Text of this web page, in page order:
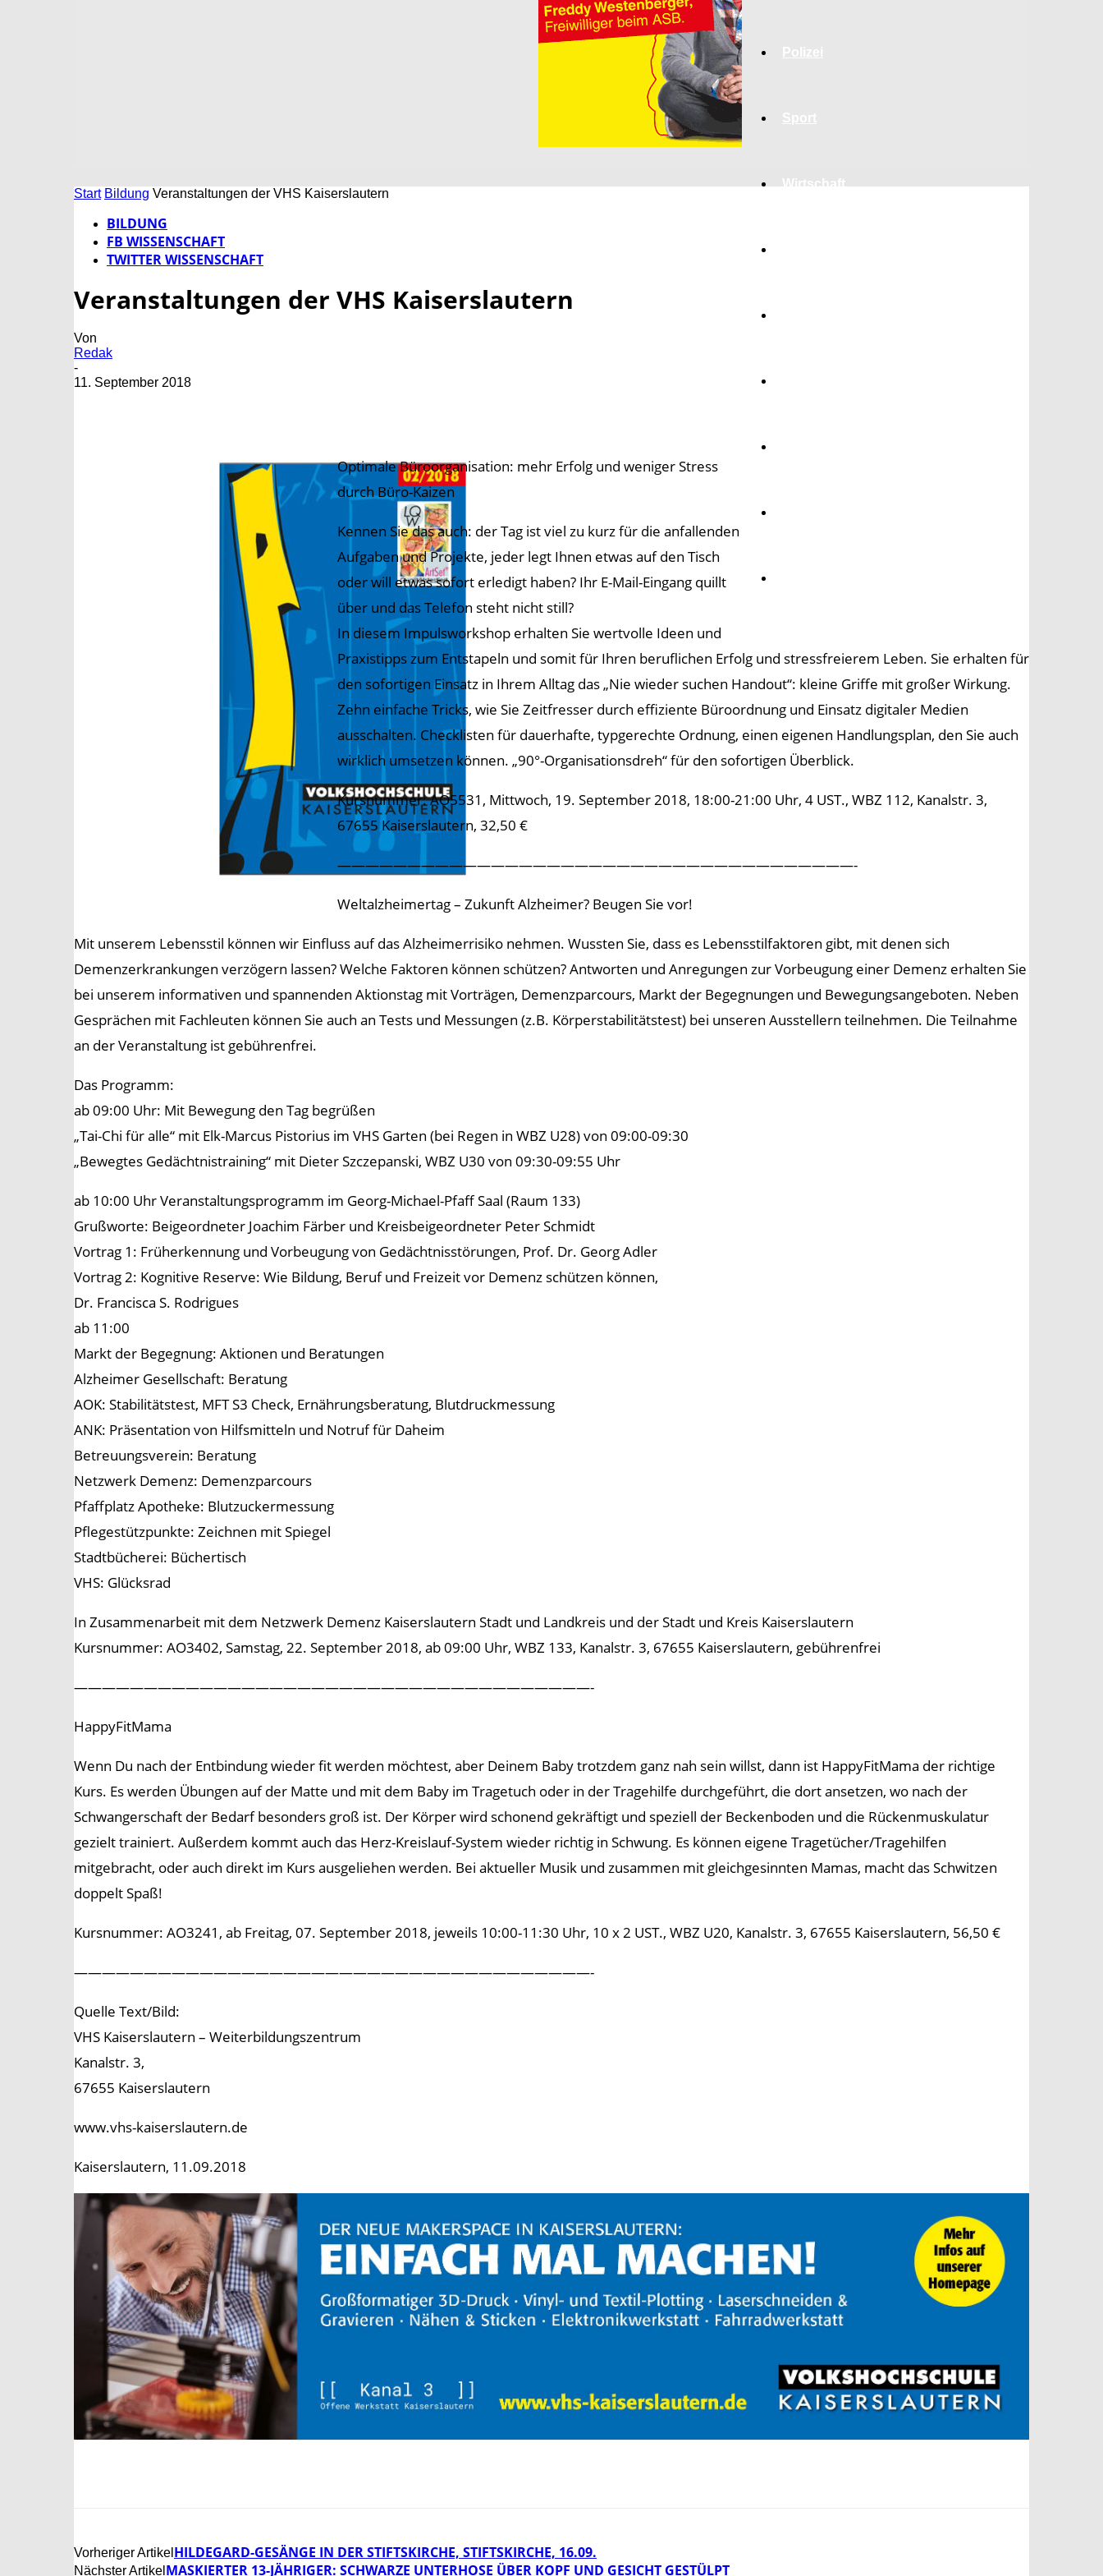
Wirtschaft
Start Bildung Veranstaltungen der VHS Kaiserslautern
BILDUNG
FB WISSENSCHAFT
TWITTER WISSENSCHAFT
Veranstaltungen der VHS Kaiserslautern
Von
Redak
-
11. September 2018
Optimale Büroorganisation: mehr Erfolg und weniger Stress
durch Büro-Kaizen
Kennen Sie das auch: der Tag ist viel zu kurz für die anfallenden
Aufgaben und Projekte, jeder legt Ihnen etwas auf den Tisch
oder will etwas sofort erledigt haben? Ihr E-Mail-Eingang quillt
über und das Telefon steht nicht still?
In diesem Impulsworkshop erhalten Sie wertvolle Ideen und
Praxistipps zum Entstapeln und somit für Ihren beruflichen Erfolg und stressfreierem Leben. Sie erhalten für
den sofortigen Einsatz in Ihrem Alltag das „Nie wieder suchen Handout“: kleine Griffe mit großer Wirkung.
Zehn einfache Tricks, wie Sie Zeitfresser durch effiziente Büroordnung und Einsatz digitaler Medien
ausschalten. Checklisten für dauerhafte, typgerechte Ordnung, einen eigenen Handlungsplan, den Sie auch
wirklich umsetzen können. „90°-Organisationsdreh“ für den sofortigen Überblick.
Kursnummer: AO5531, Mittwoch, 19. September 2018, 18:00-21:00 Uhr, 4 UST., WBZ 112, Kanalstr. 3,
67655 Kaiserslautern, 32,50 €
—————————————————————————————————————-
Weltalzheimertag – Zukunft Alzheimer? Beugen Sie vor!
Mit unserem Lebensstil können wir Einfluss auf das Alzheimerrisiko nehmen. Wussten Sie, dass es Lebensstilfaktoren gibt, mit denen sich
Demenzerkrankungen verzögern lassen? Welche Faktoren können schützen? Antworten und Anregungen zur Vorbeugung einer Demenz erhalten Sie
bei unserem informativen und spannenden Aktionstag mit Vorträgen, Demenzparcours, Markt der Begegnungen und Bewegungsangeboten. Neben
Gesprächen mit Fachleuten können Sie auch an Tests und Messungen (z.B. Körperstabilitätstest) bei unseren Ausstellern teilnehmen. Die Teilnahme
an der Veranstaltung ist gebührenfrei.
Das Programm:
ab 09:00 Uhr: Mit Bewegung den Tag begrüßen
„Tai-Chi für alle“ mit Elk-Marcus Pistorius im VHS Garten (bei Regen in WBZ U28) von 09:00-09:30
„Bewegtes Gedächtnistraining“ mit Dieter Szczepanski, WBZ U30 von 09:30-09:55 Uhr
ab 10:00 Uhr Veranstaltungsprogramm im Georg-Michael-Pfaff Saal (Raum 133)
Grußworte: Beigeordneter Joachim Färber und Kreisbeigeordneter Peter Schmidt
Vortrag 1: Früherkennung und Vorbeugung von Gedächtnisstörungen, Prof. Dr. Georg Adler
Vortrag 2: Kognitive Reserve: Wie Bildung, Beruf und Freizeit vor Demenz schützen können,
Dr. Francisca S. Rodrigues
ab 11:00
Markt der Begegnung: Aktionen und Beratungen
Alzheimer Gesellschaft: Beratung
AOK: Stabilitätstest, MFT S3 Check, Ernährungsberatung, Blutdruckmessung
ANK: Präsentation von Hilfsmitteln und Notruf für Daheim
Betreuungsverein: Beratung
Netzwerk Demenz: Demenzparcours
Pfaffplatz Apotheke: Blutzuckermessung
Pflegestützpunkte: Zeichnen mit Spiegel
Stadtbücherei: Büchertisch
VHS: Glücksrad
In Zusammenarbeit mit dem Netzwerk Demenz Kaiserslautern Stadt und Landkreis und der Stadt und Kreis Kaiserslautern
Kursnummer: AO3402, Samstag, 22. September 2018, ab 09:00 Uhr, WBZ 133, Kanalstr. 3, 67655 Kaiserslautern, gebührenfrei
—————————————————————————————————————-
HappyFitMama
Wenn Du nach der Entbindung wieder fit werden möchtest, aber Deinem Baby trotzdem ganz nah sein willst, dann ist HappyFitMama der richtige
Kurs. Es werden Übungen auf der Matte und mit dem Baby im Tragetuch oder in der Tragehilfe durchgeführt, die dort ansetzen, wo nach der
Schwangerschaft der Bedarf besonders groß ist. Der Körper wird schonend gekräftigt und speziell der Beckenboden und die Rückenmuskulatur
gezielt trainiert. Außerdem kommt auch das Herz-Kreislauf-System wieder richtig in Schwung. Es können eigene Tragetücher/Tragehilfen
mitgebracht, oder auch direkt im Kurs ausgeliehen werden. Bei aktueller Musik und zusammen mit gleichgesinnten Mamas, macht das Schwitzen
doppelt Spaß!
Kursnummer: AO3241, ab Freitag, 07. September 2018, jeweils 10:00-11:30 Uhr, 10 x 2 UST., WBZ U20, Kanalstr. 3, 67655 Kaiserslautern, 56,50 €
—————————————————————————————————————-
Quelle Text/Bild:
VHS Kaiserslautern – Weiterbildungszentrum
Kanalstr. 3,
67655 Kaiserslautern
www.vhs-kaiserslautern.de
Kaiserslautern, 11.09.2018
Vorheriger Artikel HILDEGARD-GESÄNGE IN DER STIFTSKIRCHE, STIFTSKIRCHE, 16.09.
Nächster Artikel MASKIERTER 13-JÄHRIGER: SCHWARZE UNTERHOSE ÜBER KOPF UND GESICHT GESTÜLPT